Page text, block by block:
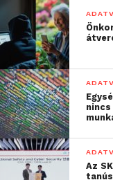
a leadott
változtatni a
szavazás
meg kell tenniük
intézkedéseket,
folyamataik
A 2018 májusától
korábbi
határidő
Az